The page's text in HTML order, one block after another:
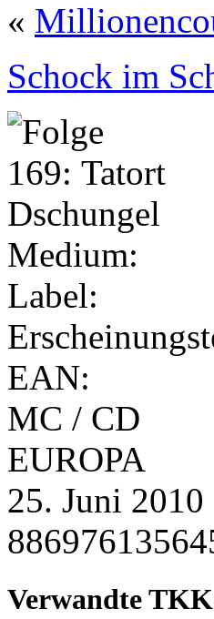
«
Schock im
Medium:
Label:
EAN:
MC / CD
EUROPA
25. Juni 2010
Verwandte